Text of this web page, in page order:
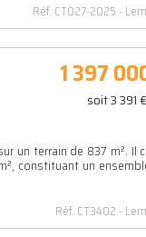
Réf. CT027-2025
un terrain de 837 m². Il
constituant un
Réf. CT3402
1 397
soit 3 391